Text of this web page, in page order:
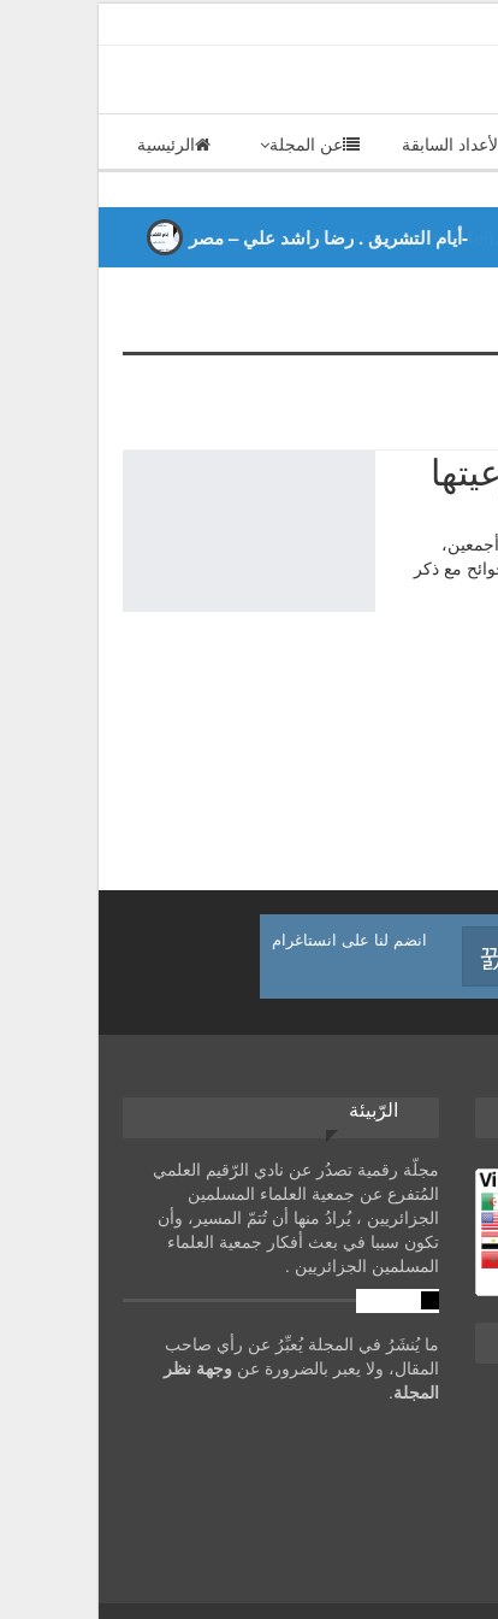
الرئيسية عن المجلة السابقة
أيام التشريق . رضا راشد علي – مصر- Gaza: Where Faith Shapes True
مع ذكر
انضم لنا على انستاغرام
الرّبيئة
مجلّة رقمية تصدُر عن نادي الرّقيم العلمي
المُتفرع عن جمعية العلماء المسلمين
الجزائريين ، يُرادُ منها أن تُتمّ المسير، وأن
تكون سببا في بعث أفكار جمعية العلماء
المسلمين الجزائريين .
ما يُنشَرُ في المجلة يُعبِّرُ عن رأي صاحب
المقال، ولا يعبر بالضرورة عن وجهة نظر
المجلة.